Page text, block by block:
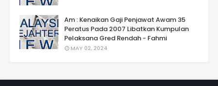
Am : Kenaikan Gaji Penjawat Awam 35
Peratus Pada 2007 Libatkan Kumpulan
Pelaksana Gred Rendah - Fahmi
MAY 02, 2024